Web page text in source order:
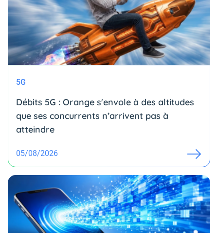
5G
Débits 5G : Orange s'envole à des altitudes
que ses concurrents n’arrivent pas à
atteindre
05/08/2026